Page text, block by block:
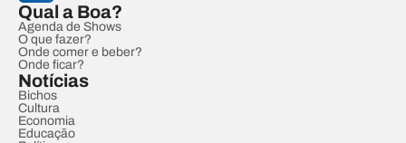
Qual a Boa?
Agenda de Shows
O que fazer?
Onde comer e beber?
Onde ficar?
Notícias
Bichos
Cultura
Economia
Educação